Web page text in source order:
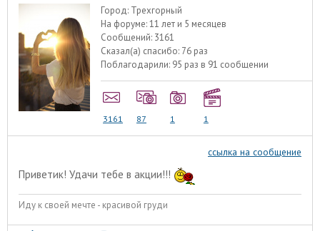
Город: Трехгорный
На форуме:11 лет и 5 месяцев
Сообщений: 3161
Сказал(а) спасибо: 76 раз
Поблагодарили: 95 раз в 91 сообщении
3161 87 1 1
ссылка на сообщение
Приветик! Удачи тебе в акции!!!
Иду к своей мечте - красивой груди